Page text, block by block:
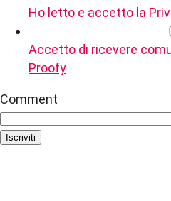
Ho letto e accetto la
Accetto di ricevere
Proofy
Comment
Iscriviti